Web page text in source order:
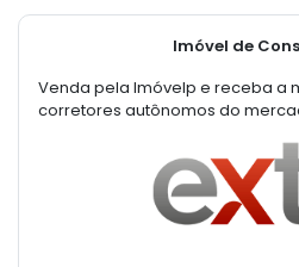
Imóvel de
Venda pela Imóvelp e receba a
corretores autônomos do